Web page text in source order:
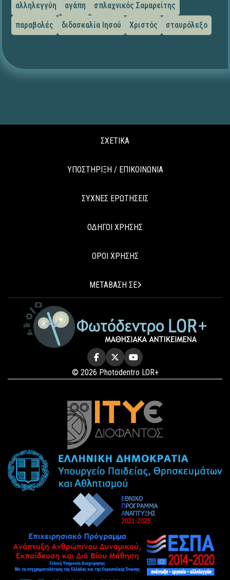
αλληλεγγύη
αγάπη
σπλαχνικός Σαμαρείτης
παραβολές
διδασκαλία Ιησού Χριστός σταυρόλεξο
ΣΧΕΤΙΚΑ
ΥΠΟΣΤΗΡΙΞΗ / ΕΠΙΚΟΙΝΩΝΙΑ
ΣΥΧΝΕΣ ΕΡΩΤΗΣΕΙΣ
ΟΔΗΓΟΙ ΧΡΗΣΗΣ
ΟΡΟΙ ΧΡΗΣΗΣ
ΜΕΤΑΒΑΣΗ ΣΕ
© 2026 Photodentro LOR+